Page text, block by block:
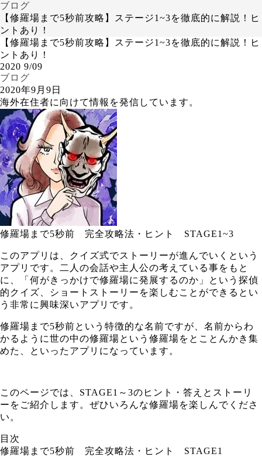
ブログ
【修羅場まで5秒前攻略】ステージ1~3を徹底的に解説！ヒ
ントあり！
【修羅場まで5秒前攻略】ステージ1~3を徹底的に解説！ヒ
ントあり！
2020 9/09
ブログ
2020年9月9日
海外在住者に向けて情報を発信しています。
修羅場まで5秒前 完全攻略法・ヒント STAGE1~3
このアプリは、クイズ式でストーリーが進んでいくという
アプリです。二人の会話や主人公の考えている事をもと
に、「何がきっかけで修羅場に発展するのか」という探偵
的クイズ、ショートストーリーを楽しむことができるとい
う非常に興味深いアプリです。
修羅場まで5秒前という特徴的な名前ですが、名前からわ
かるように世の中の修羅場という修羅場をとことんかき集
めた、といったアプリになっています。
このページでは、STAGE1～3のヒント・答えとストーリ
ーをご紹介します。ぜひいろんな修羅場を楽しんでくださ
い。
目次
修羅場まで5秒前 完全攻略法・ヒント STAGE1